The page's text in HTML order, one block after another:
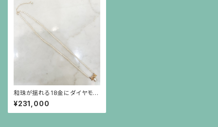
和珠が揺れる18金にダイヤモン
ドのリボンを小さなパールで繋
いだネックレス
¥231,000